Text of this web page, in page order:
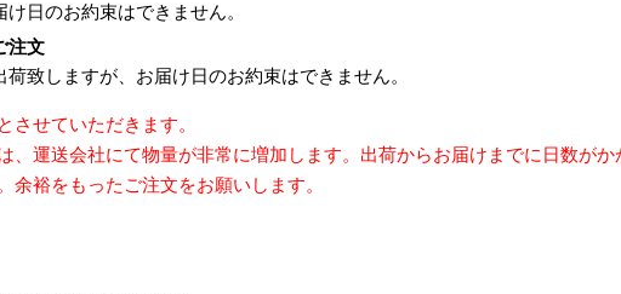
日のお約束はできません。
注文
致しますが、お届け日のお約束はできません。
させていただきます。
、運送会社にて物量が非常に増加します。出荷からお届けまでに日数がか
裕をもったご注文をお願いします。